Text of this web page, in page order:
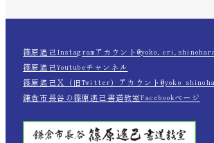
篠原遙己Instagramアカウント
篠原遙己Youtubeチャンネル
篠原遙己Ｘ（旧Twitter）アカウント
鎌倉市長谷の篠原遙己書道教室Facebookページ